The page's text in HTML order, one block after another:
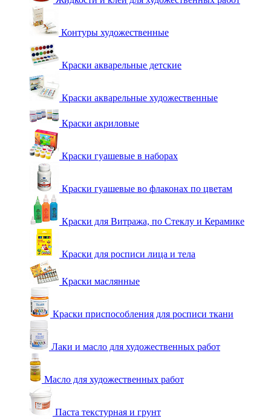
Контуры художественные
Краски акварельные детские
Краски акварельные художественные
Краски акриловые
Краски гуашевые в наборах
Краски гуашевые во флаконах по цветам
Краски для Витража, по Стеклу и Керамике
Краски для росписи лица и тела
Краски маслянные
Краски приспособления для росписи ткани
Лаки и масло для художественных работ
Масло для художественных работ
Паста текстурная и грунт